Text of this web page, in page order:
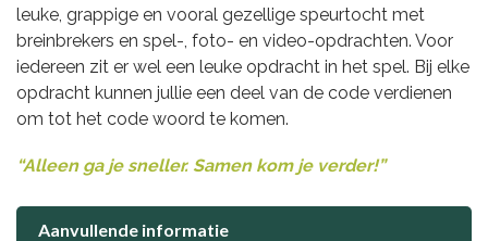
leuke, grappige en vooral gezellige speurtocht met
breinbrekers en spel-, foto- en video-opdrachten. Voor
iedereen zit er wel een leuke opdracht in het spel. Bij elke
opdracht kunnen jullie een deel van de code verdienen
om tot het code woord te komen.
“Alleen ga je sneller. Samen kom je verder!”
Aanvullende informatie